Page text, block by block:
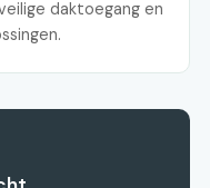
daktoegang en